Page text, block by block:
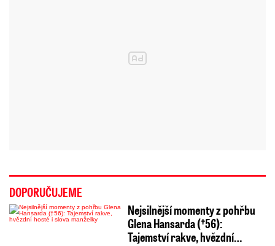
DOPORUČUJEME
Nejsilnější momenty z pohřbu
Glena Hansarda (†56):
Tajemství rakve, hvězdní…